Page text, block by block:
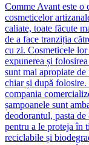
Comme Avant este o
cosmeticelor
caliate, toate făcute
de a face tranziția
cu zi. Cosmeticele
expunerea și
sunt mai apropiate
chiar și după
compania
șampoanele sunt
deodorantul, pasta
pentru a le proteja în
reciclabile și